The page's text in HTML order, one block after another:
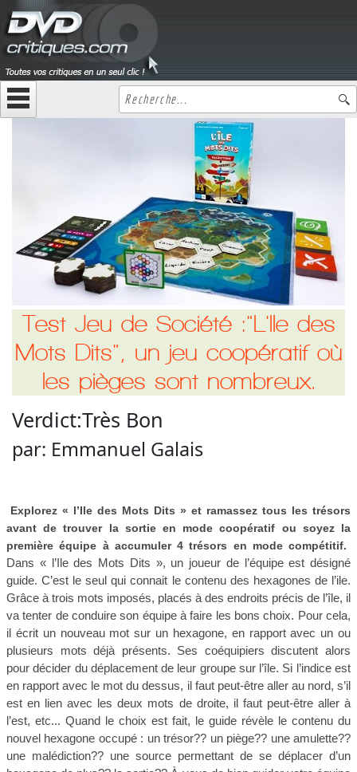
Test Jeu de Société :"L'Ile des
Mots Dits", un jeu coopératif où
les pièges sont nombreux.
Verdict:Très Bon
par: Emmanuel Galais
Explorez « l’Ile des Mots Dits » et ramassez tous les trésors
avant de trouver la sortie en mode coopératif ou soyez la
première équipe à accumuler 4 trésors en mode compétitif.
Dans « l’Ile des Mots Dits », un joueur de l’équipe est désigné
guide. C’est le seul qui connait le contenu des hexagones de l’ile.
Grâce à trois mots imposés, placés à des endroits précis de l’île, il
va tenter de conduire son équipe à faire les bons choix. Pour cela,
il écrit un nouveau mot sur un hexagone, en rapport avec un ou
plusieurs mots déjà présents. Ses coéquipiers discutent alors
pour décider du déplacement de leur groupe sur l’île. Si l’indice est
en rapport avec le mot du dessus, il faut peut-être aller au nord, s’il
est en lien avec les deux mots de droite, il faut peut-être aller à
l’est, etc... Quand le choix est fait, le guide révèle le contenu du
nouvel hexagone occupé : un trésor?? un piège?? une amulette??
une malédiction?? une source permettant de se déplacer d’un